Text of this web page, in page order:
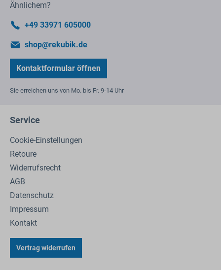
Ähnlichem?
+49 33971 605000
shop@rekubik.de
Kontaktformular öffnen
Sie erreichen uns von Mo. bis Fr. 9-14 Uhr
Service
Cookie-Einstellungen
Retoure
Widerrufsrecht
AGB
Datenschutz
Impressum
Kontakt
Vertrag widerrufen